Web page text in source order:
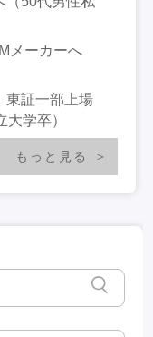
メーカーへ
東証一部上場
学卒）
もっと見る